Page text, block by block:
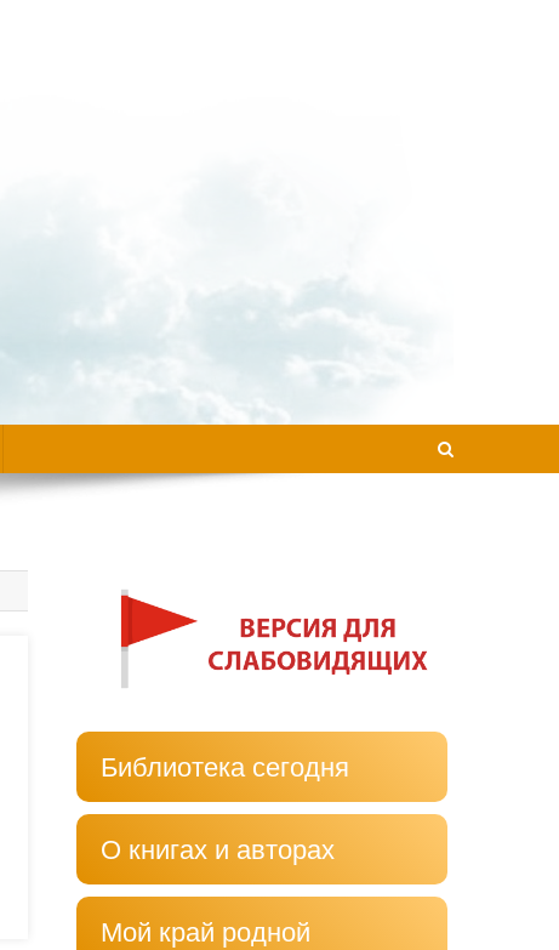
Библиотека сегодня
О книгах и авторах
Мой край родной